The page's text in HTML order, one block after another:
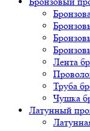
Лента
Труба
Чушка
Латунный